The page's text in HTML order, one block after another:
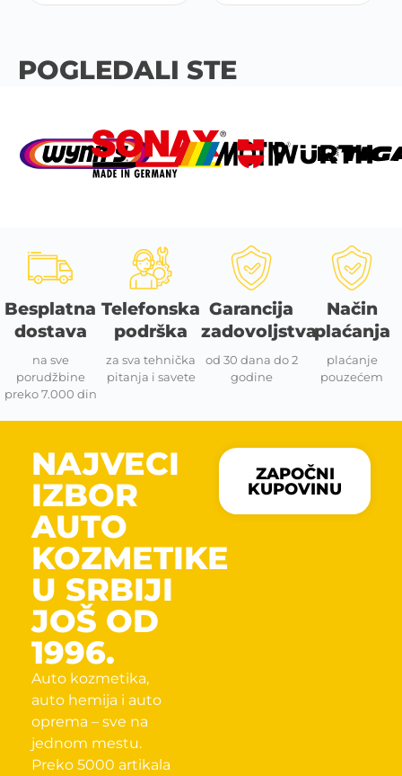
POGLEDALI STE
Besplatna
dostava
na sve
porudžbine
preko 7.000 din
Telefonska
podrška
za sva tehnička
pitanja i savete
Garancija
zadovoljstva
od 30 dana do 2
godine
Način
plaćanja
plaćanje
pouzećem
NAJVECI
IZBOR
AUTO
KOZMETIKE
U SRBIJI
JOŠ OD
1996.
Auto kozmetika,
auto hemija i auto
oprema – sve na
jednom mestu.
Preko 5000 artikala
ZAPOČNI
KUPOVINU